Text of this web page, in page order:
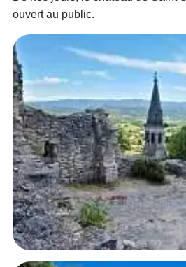
ouvert au public.